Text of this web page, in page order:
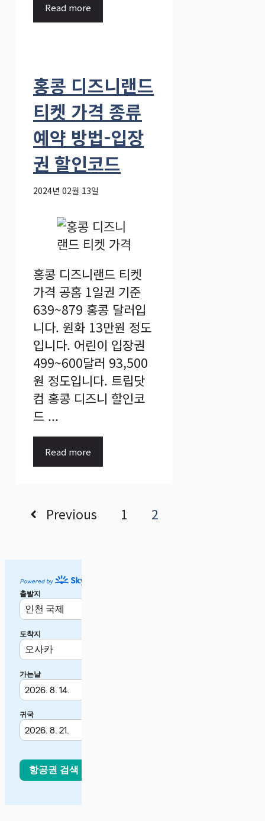
Read more
홍콩 디즈니랜드
티켓 가격 종류
예약 방법-입장
권 할인코드
2024년 02월 13일
홍콩 디즈니랜드 티켓
가격 공홈 1일권 기준
639~879 홍콩 달러입
니다. 원화 13만원 정도
입니다. 어린이 입장권
499~600달러 93,500
원 정도입니다. 트립닷
컴 홍콩 디즈니 할인코
드 ...
Read more
Previous 1 2